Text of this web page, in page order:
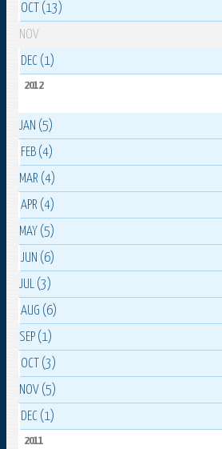
OCT (13)
NOV
DEC (1)
2012
JAN (5)
FEB (4)
MAR (4)
APR (4)
MAY (5)
JUN (6)
JUL (3)
AUG (6)
SEP (1)
OCT (3)
NOV (5)
DEC (1)
2011